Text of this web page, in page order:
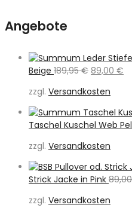
Angebote
Beige 189,95€
war:
189,95 €
89,00 €
zzgl. Versandkosten
Taschel Kuschel Web
zzgl. Versandkosten
Strick Jacke in Pink
zzgl. Versandkosten